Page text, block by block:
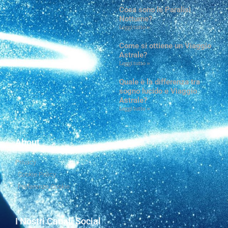
Cosa sono le Paralisi
Notturne?
Leggi tutto »
Come si ottiene un Viaggio
Astrale?
Leggi tutto »
Quale è la differenza tra
sogno lucido e Viaggio
Astrale?
Leggi tutto »
About
Privacy
Cookie Policy
Preferenze Cookie
I Nostri Canali Social